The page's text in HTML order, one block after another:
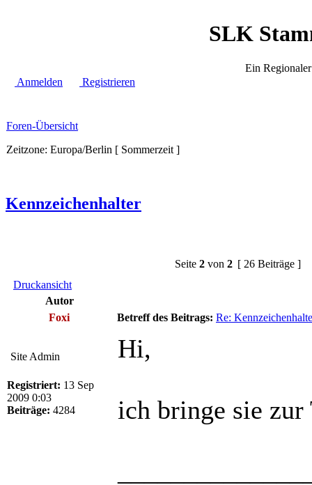
SLK
Ein
Anmelden
Registrieren
Foren-Übersicht
Zeitzone: Europa/Berlin [ Sommerzeit ]
Kennzeichenhalter
Seite 2 von 2 [ 26 Beiträge ]
Druckansicht
Autor
Foxi
Betreff des Beitrags: Re:
Site Admin
Registriert: 13 Sep
2009 0:03
Beiträge: 4284
Hi,
ich bringe sie